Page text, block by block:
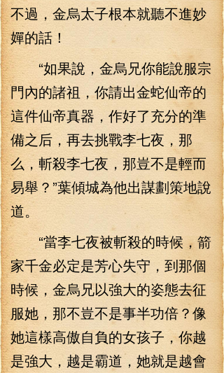
不過，金烏太子根本就聽不進妙
嬋的話！
“如果說，金烏兄你能說服宗
門內的諸祖，你請出金蛇仙帝的
這件仙帝真器，作好了充分的準
備之后，再去挑戰李七夜，那
么，斬殺李七夜，那豈不是輕而
易舉？”葉傾城為他出謀劃策地說
道。
“當李七夜被斬殺的時候，箭
家千金必定是芳心失守，到那個
時候，金烏兄以強大的姿態去征
服她，那不豈不是事半功倍？像
她這樣高傲自負的女孩子，你越
是強大，越是霸道，她就是越會